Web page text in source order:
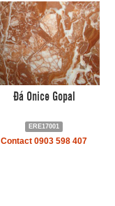
Đá Onice Gopal
ERE17001
Contact 0903 598 407